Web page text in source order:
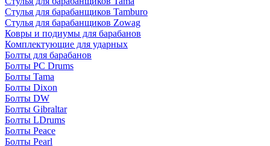
Стулья для барабанщиков Tamburo
Стулья для барабанщиков Zowag
Ковры и подиумы для барабанов
Комплектующие для ударных
Болты для барабанов
Болты PC Drums
Болты Tama
Болты Dixon
Болты DW
Болты Gibraltar
Болты LDrums
Болты Peace
Болты Pearl